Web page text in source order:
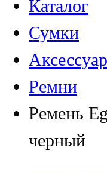
Каталог
Сумки
Ремни
Ремень
черный